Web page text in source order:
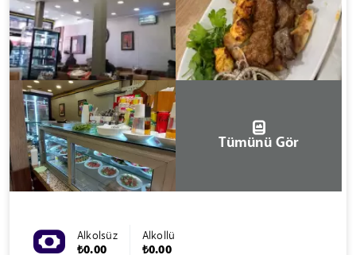
Tümünü Gör
Alkolsüz
₺0.00
Alkollü
₺0.00